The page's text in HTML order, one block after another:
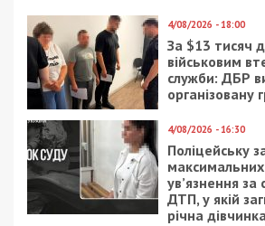
4/08/2026 - 18:00
За $13 тисяч
військовим
служби: ДБР
організовану
4/08/2026 - 16:30
Поліцейську
максимальних
ув’язнення
ДТП, у якій
річна